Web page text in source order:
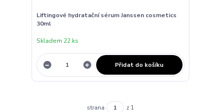
Liftingové hydratační sérum Janssen cosmetics
30ml
Skladem 22 ks
Přidat do košíku
strana z 1